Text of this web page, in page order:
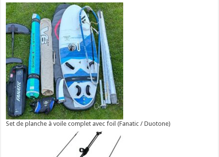
Set de planche à voile complet avec foil (Fanatic / Duotone)